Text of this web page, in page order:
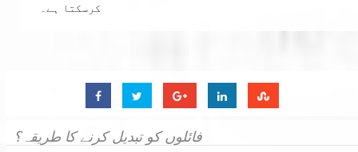
کرسکتا ہے۔
فائلوں کو تبدیل کرنے کا طریقہ؟